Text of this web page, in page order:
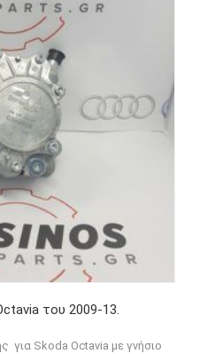
του 2009-13.
για Skoda Octavia με γνήσιο